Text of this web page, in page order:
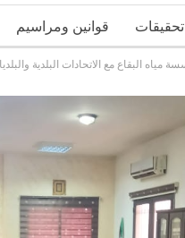
تحقيقات قوانين ومراسيم
مياه البقاع مع الاتحادات البلدية